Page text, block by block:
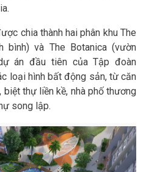
chia thành hai phân khu The
bình) và The Botanica (vườn
án đầu tiên của Tập đoàn
loại hình bất động sản, từ căn
thự liền kề, nhà phố thương
song lập.